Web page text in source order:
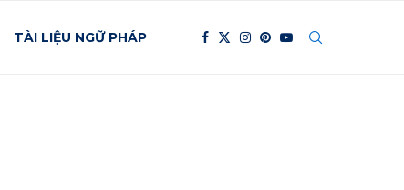
TÀI LIỆU NGỮ PHÁP